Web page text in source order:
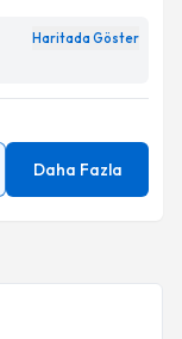
Haritada Göster
Daha Fazla